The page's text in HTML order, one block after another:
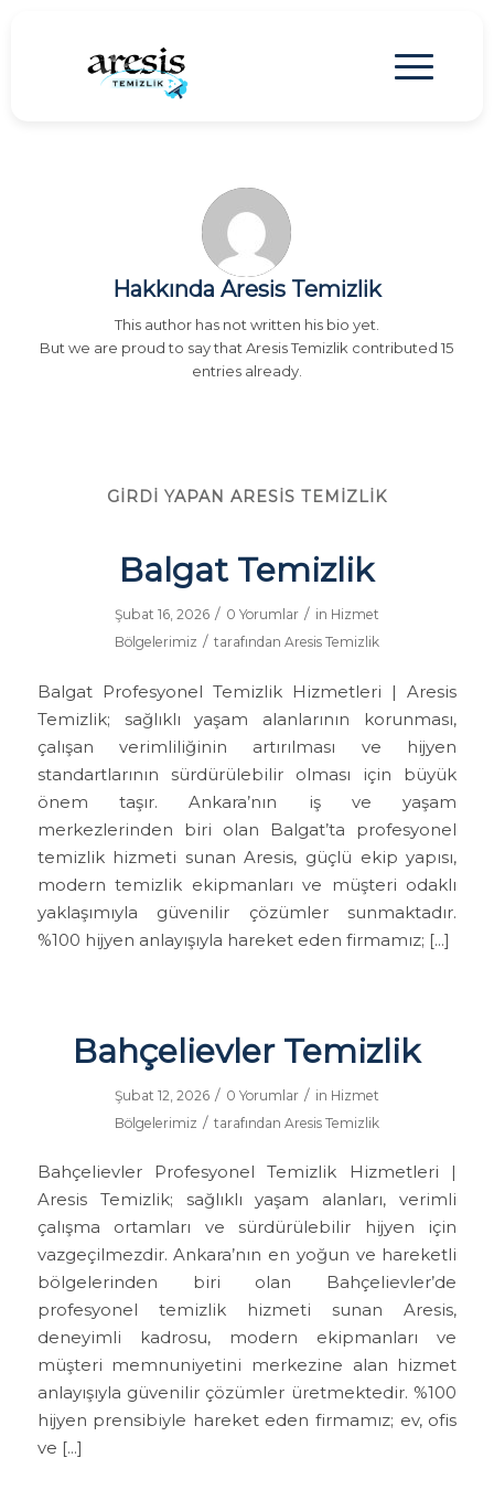
Hakkında Aresis Temizlik
This author has not written his bio yet.
But we are proud to say thatAresis Temizlik contributed 15
entries already.
GIRDI YAPAN ARESIS TEMIZLIK
Balgat Temizlik
Şubat 16, 2026 / 0 Yorumlar / in Hizmet
Bölgelerimiz / tarafından Aresis Temizlik
Balgat Profesyonel Temizlik Hizmetleri | Aresis
Temizlik; sağlıklı yaşam alanlarının korunması,
çalışan verimliliğinin artırılması ve hijyen
standartlarının sürdürülebilir olması için büyük
önem taşır. Ankara’nın iş ve yaşam
merkezlerinden biri olan Balgat’ta profesyonel
temizlik hizmeti sunan Aresis, güçlü ekip yapısı,
modern temizlik ekipmanları ve müşteri odaklı
yaklaşımıyla güvenilir çözümler sunmaktadır.
%100 hijyen anlayışıyla hareket eden firmamız; […]
Bahçelievler Temizlik
Şubat 12, 2026 / 0 Yorumlar / in Hizmet
Bölgelerimiz / tarafından Aresis Temizlik
Bahçelievler Profesyonel Temizlik Hizmetleri |
Aresis Temizlik; sağlıklı yaşam alanları, verimli
çalışma ortamları ve sürdürülebilir hijyen için
vazgeçilmezdir. Ankara’nın en yoğun ve hareketli
bölgelerinden biri olan Bahçelievler’de
profesyonel temizlik hizmeti sunan Aresis,
deneyimli kadrosu, modern ekipmanları ve
müşteri memnuniyetini merkezine alan hizmet
anlayışıyla güvenilir çözümler üretmektedir. %100
hijyen prensibiyle hareket eden firmamız; ev, ofis
ve […]